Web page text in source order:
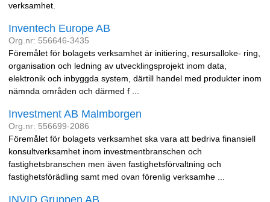
verksamhet.
Inventech Europe AB
Org.nr: 556646-3435
Föremålet för bolagets verksamhet är initiering, resursalloke- ring,
organisation och ledning av utvecklingsprojekt inom data,
elektronik och inbyggda system, därtill handel med produkter inom
nämnda områden och därmed f ...
Investment AB Malmborgen
Org.nr: 556699-2086
Föremålet för bolagets verksamhet ska vara att bedriva finansiell
konsultverksamhet inom investmentbranschen och
fastighetsbranschen men även fastighetsförvaltning och
fastighetsförädling samt med ovan förenlig verksamhe ...
INVID Gruppen AB